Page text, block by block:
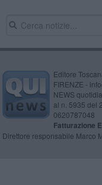
Editore
FIRENZE -
NEWS
al n. 5935 del
0620787048
Fatturazione
Direttore responsabile Marco